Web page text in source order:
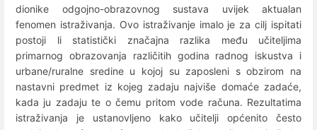
dionike odgojno-obrazovnog sustava uvijek aktualan
fenomen istraživanja. Ovo istraživanje imalo je za cilj ispitati
postoji li statistički značajna razlika među učiteljima
primarnog obrazovanja različitih godina radnog iskustva i
urbane/ruralne sredine u kojoj su zaposleni s obzirom na
nastavni predmet iz kojeg zadaju najviše domaće zadaće,
kada ju zadaju te o čemu pritom vode računa. Rezultatima
istraživanja je ustanovljeno kako učitelji općenito često